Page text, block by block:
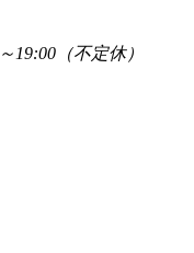
19:00（不定休）